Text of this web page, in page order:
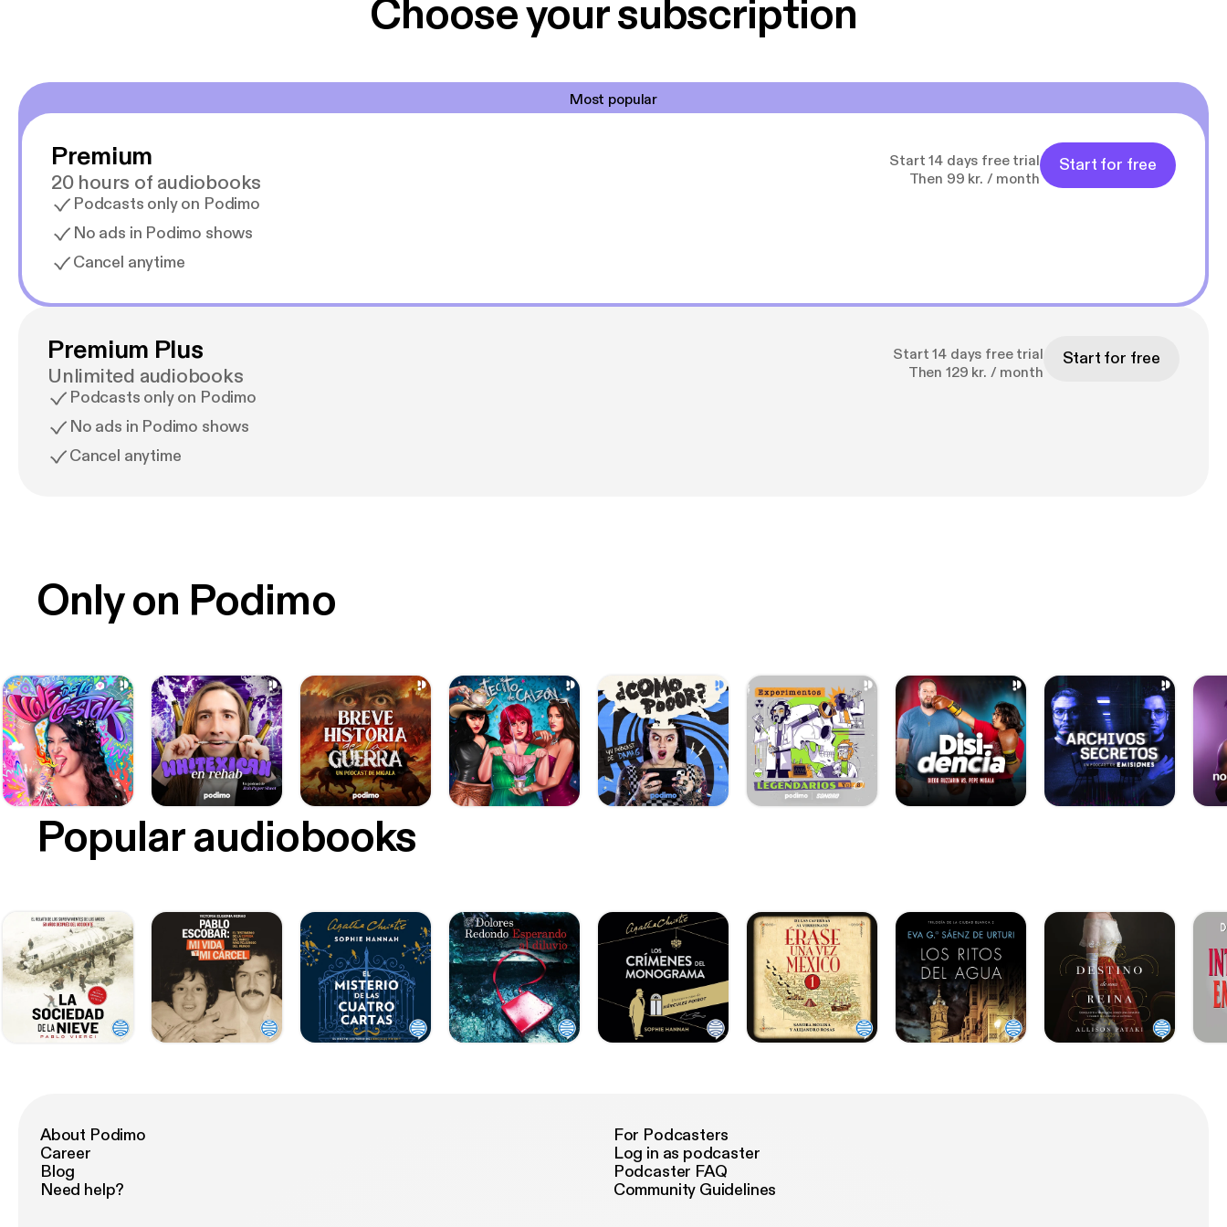
Choose your subscription
Most popular
Premium
20 hours of audiobooks
Podcasts only on Podimo
No ads in Podimo shows
Cancel anytime
Start 14 days free trial
Then 99 kr. / month
Start for free
Premium Plus
Unlimited audiobooks
Podcasts only on Podimo
No ads in Podimo shows
Cancel anytime
Start 14 days free trial
Then 129 kr. / month
Start for free
Only on Podimo
Popular audiobooks
About Podimo
Career
Blog
Need help?
For Podcasters
Log in as podcaster
Podcaster FAQ
Community Guidelines